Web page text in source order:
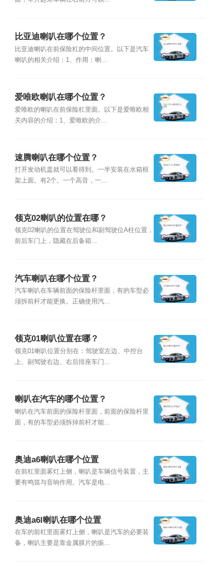
比亚迪喇叭在哪个位置？
比亚迪喇叭在前保险杠的中间位置。以下是汽车
喇叭的相关介绍：1、作用：喇...
爱唯欧喇叭在哪个位置？
爱唯欧的喇叭在前保险杠里面。以下是爱唯欧相
关内容的介绍：1、爱唯欧的介...
速腾喇叭在哪个位置？
打开发动机盖就可以看得到。一半安装在水箱框
架上面。有2个。一个高音，一...
领克02喇叭的位置在哪？
领克02喇叭的位置在驾驶位和副驾驶位A柱位置，
前后车门上，隐藏在后备箱...
汽车喇叭在哪个位置？
汽车喇叭在车辆前面的保险杆里面，有的车型必
须拆前杆才能更换。正确使用汽...
领克01喇叭位置在哪？
领克01喇叭位置分别在：驾驶室左边、中控台
上、副驾驶右边、右后排座车门...
喇叭在汽车的哪个位置？
喇叭在汽车前面的保险杆里面，前面的保险杆里
面，有的车型必须拆掉前杆才能...
奥迪a6喇叭在哪个位置
在前杠里面雾灯上侧，喇叭是车辆信号装置，主
要有鸣笛与音响作用。汽车是电...
奥迪a6l喇叭在哪个位置
在车的前杠里面雾灯上侧，喇叭是汽车的必要装
备，喇叭主要是靠金属膜片的振...